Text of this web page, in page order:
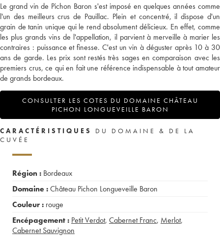
Le grand vin de Pichon Baron s'est imposé en quelques années comme
l'un des meilleurs crus de Pauillac. Plein et concentré, il dispose d'un
grain de tanin unique qui le rend absolument délicieux. En effet, comme
les plus grands vins de l'appellation, il parvient à merveille à marier les
contraires : puissance et finesse. C'est un vin à déguster après 10 à 30
ans de garde. Les prix sont restés très sages en comparaison avec les
premiers crus, ce qui en fait une référence indispensable à tout amateur
de grands bordeaux.
CONSULTER LES COTES DU DOMAINE CHÂTEAU
PICHON LONGUEVEILLE BARON
CARACTÉRISTIQUES
DU DOMAINE & DE LA
CUVÉE
Région : Bordeaux
Domaine :Château Pichon Longueveille Baron
Couleur : rouge
Encépagement : Petit Verdot, Cabernet Franc, Merlot,
Cabernet Sauvignon